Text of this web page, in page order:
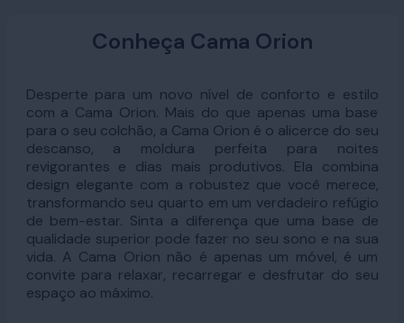
Conheça Cama Orion
Desperte para um novo nível de conforto e estilo
com a Cama Orion. Mais do que apenas uma base
para o seu colchão, a Cama Orion é o alicerce do seu
descanso, a moldura perfeita para noites
revigorantes e dias mais produtivos. Ela combina
design elegante com a robustez que você merece,
transformando seu quarto em um verdadeiro refúgio
de bem-estar. Sinta a diferença que uma base de
qualidade superior pode fazer no seu sono e na sua
vida. A Cama Orion não é apenas um móvel, é um
convite para relaxar, recarregar e desfrutar do seu
espaço ao máximo.